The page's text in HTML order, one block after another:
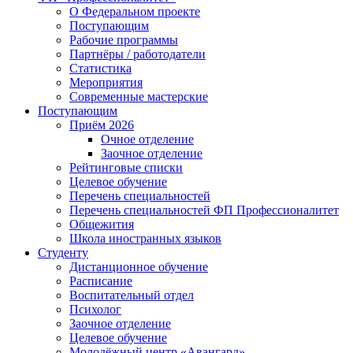
О Федеральном проекте
Поступающим
Рабочие программы
Партнёры / работодатели
Статистика
Мероприятия
Современные мастерские
Поступающим
Приём 2026
Очное отделение
Заочное отделение
Рейтинговые списки
Целевое обучение
Перечень специальностей
Перечень специальностей ФП Профессионалитет
Общежития
Школа иностранных языков
Студенту
Дистанционное обучение
Расписание
Воспитательный отдел
Психолог
Заочное отделение
Целевое обучение